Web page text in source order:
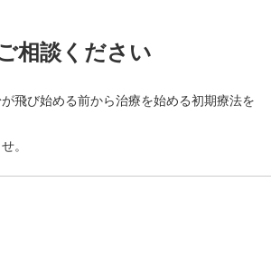
相談ください
飛び始める前から治療を始める初期療法を
。